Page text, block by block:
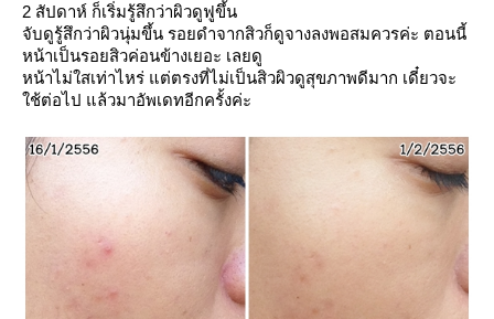
2 สัปดาห์ ก็เริ่มรู้สึกว่าผิวดูฟูขึ้น
จับดูรู้สึกว่าผิวนุ่มขึ้น รอยดำจากสิวก็ดูจางลงพอสมควรค่ะ ตอนนี้
หน้าเป็นรอยสิวค่อนข้างเยอะ เลยดู
หน้าไม่ใสเท่าไหร่ แต่ตรงที่ไม่เป็นสิวผิวดูสุขภาพดีมาก เดี๋ยวจะ
ช้ต่อไป แล้วมาอัพเดทอีกครั้งค่ะ